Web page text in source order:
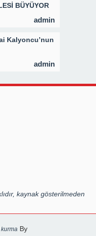
BÜYÜYOR
admin
Kalyoncu’nun
admin
kaynak gösterilmeden
By